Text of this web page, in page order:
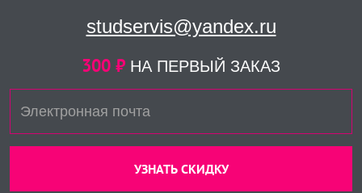
studservis@yandex.ru
300 ₽ НА ПЕРВЫЙ ЗАКАЗ
УЗНАТЬ СКИДКУ